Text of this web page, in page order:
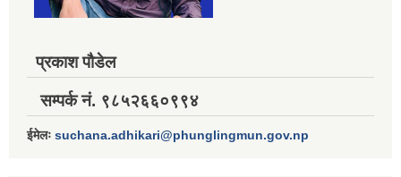
प्रकाश पौडेल
सम्पर्क नं. ९८५२६६०९९४
ईमेलः suchana.adhikari@phunglingmun.gov.np